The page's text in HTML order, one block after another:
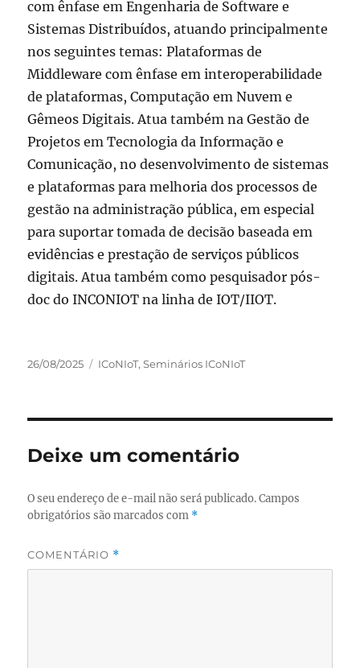
com ênfase em Engenharia de Software e
Sistemas Distribuídos, atuando principalmente
nos seguintes temas: Plataformas de
Middleware com ênfase em interoperabilidade
de plataformas, Computação em Nuvem e
Gêmeos Digitais. Atua também na Gestão de
Projetos em Tecnologia da Informação e
Comunicação, no desenvolvimento de sistemas
e plataformas para melhoria dos processos de
gestão na administração pública, em especial
para suportar tomada de decisão baseada em
evidências e prestação de serviços públicos
digitais. Atua também como pesquisador pós-
doc do INCONIOT na linha de IOT/IIOT.
Publicado
26/08/2025 Categorias
ICoNIoT,Seminários ICoNIoT
Deixe um comentário
O seu endereço de e-mail não será publicado. Campos
obrigatórios são marcados com *
COMENTÁRIO *